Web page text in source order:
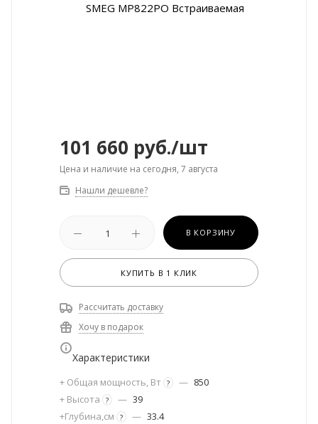
101 660 руб./шт
Цена и наличие на сегодня, 7 августа
Нашли дешевле?
В КОРЗИНУ
КУПИТЬ В 1 КЛИК
Рассчитать доставку
Хочу в подарок
Характеристики
+ Общая мощность, Вт ? — 850
+ Высота ? — 39
+Глубина,см ? — 33.4